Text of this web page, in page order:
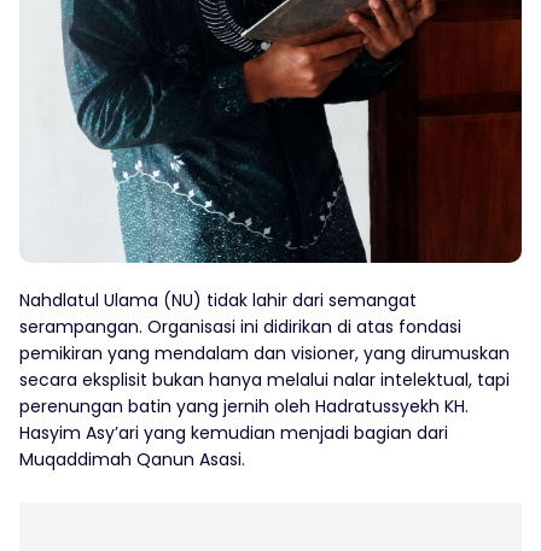
Nahdlatul Ulama (NU) tidak lahir dari semangat
serampangan. Organisasi ini didirikan di atas fondasi
pemikiran yang mendalam dan visioner, yang dirumuskan
secara eksplisit bukan hanya melalui nalar intelektual, tapi
perenungan batin yang jernih oleh Hadratussyekh KH.
Hasyim Asy’ari yang kemudian menjadi bagian dari
Muqaddimah Qanun Asasi.